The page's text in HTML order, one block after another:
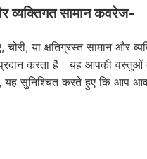
व्यक्तिगत सामान कवरेज-
चोरी, या क्षतिग्रस्त सामान और
करता है। यह आपकी वस्तुओं
यह सुनिश्चित करते हुए कि आप